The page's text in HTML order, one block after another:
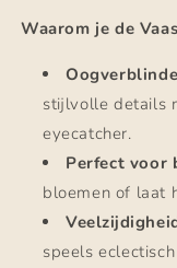
Waarom je de
stijlvolle details
eyecatcher.
Perfect voor
bloemen of laat
speels